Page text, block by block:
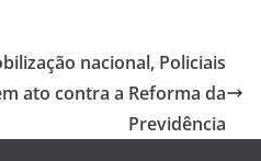
nacional, Policiais
ato contra a Reforma da
Previdência